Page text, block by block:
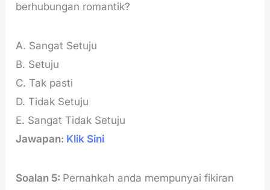
berhubungan romantik?
A. Sangat Setuju
B. Setuju
C. Tak pasti
D. Tidak Setuju
E. Sangat Tidak Setuju
Jawapan: Klik Sini
Soalan 5: Pernahkah anda mempunyai fikiran